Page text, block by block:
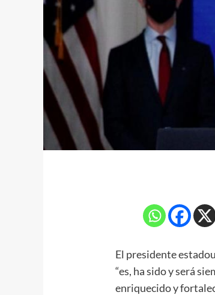
El presidente
“es, ha sido y será
enriquecido y